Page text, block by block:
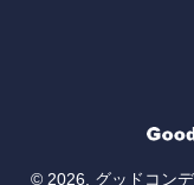
© 2026. グッドコン